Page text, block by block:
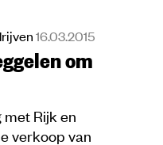
16.03.2015
om
Rijk en
verkoop van